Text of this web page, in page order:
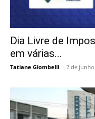
Dia Livre de
em várias...
Tatiane Giombelli - 2 de